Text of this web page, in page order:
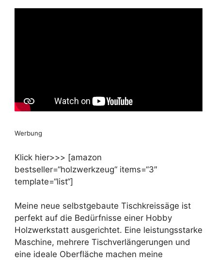
Werbung
Klick hier>>> [amazon
bestseller=“holzwerkzeug“ items=“3″
template=“list“]
Meine neue selbstgebaute Tischkreissäge ist
perfekt auf die Bedürfnisse einer Hobby
Holzwerkstatt ausgerichtet. Eine leistungsstarke
Maschine, mehrere Tischverlängerungen und
eine ideale Oberfläche machen meine